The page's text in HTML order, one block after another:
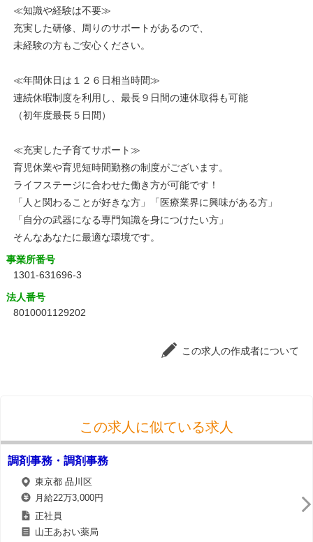
≪知識や経験は不要≫
充実した研修、周りのサポートがあるので、
未経験の方もご安心ください。
≪年間休日は１２６日相当時間≫
連続休暇制度を利用し、最長９日間の連休取得も可能
（初年度最長５日間）
≪充実した子育てサポート≫
育児休業や育児短時間勤務の制度がございます。
ライフステージに合わせた働き方が可能です！
「人と関わることが好きな方」「医療業界に興味がある方」
「自分の武器になる専門知識を身につけたい方」
そんなあなたに最適な環境です。
事業所番号
1301-631696-3
法人番号
8010001129202
この求人の作成者について
この求人に似ている求人
調剤事務・調剤事務
東京都 品川区
月給22万3,000円
正社員
山王あおい薬局